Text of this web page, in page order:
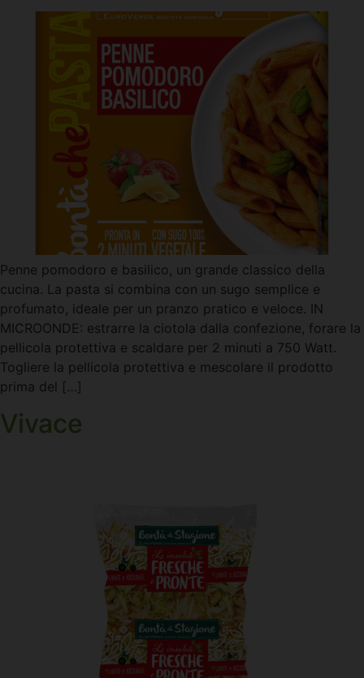
Penne pomodoro e basilico, un grande classico della
cucina. La pasta si combina con un sugo semplice e
profumato, ideale per un pranzo pratico e veloce. IN
MICROONDE: estrarre la ciotola dalla confezione, forare la
pellicola protettiva e scaldare per 2 minuti a 750 Watt.
Togliere la pellicola protettiva e mescolare il prodotto
prima del […]
Vivace